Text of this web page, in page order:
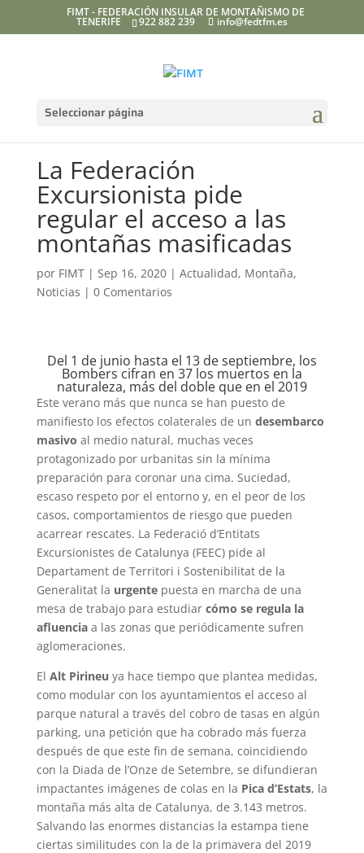
FIMT - FEDERACIÓN INSULAR DE MONTAÑISMO DE
TENERIFE 922 882 239 info@fedtfm.es
Seleccionar página
La Federación
Excursionista pide
regular el acceso a las
montañas masificadas
por FIMT| Sep 16, 2020| Actualidad, Montaña,
Noticias | 0 Comentarios
Del 1 de junio hasta el 13 de septiembre, los
Bombers cifran en 37 los muertos en la
naturaleza, más del doble que en el 2019
Este verano más que nunca se han puesto de
manifiesto los efectos colaterales de un desembarco
masivo al medio natural, muchas veces
protagonizado por urbanitas sin la mínima
preparación para coronar una cima. Suciedad,
escaso respeto por el entorno y, en el peor de los
casos, comportamientos de riesgo que pueden
acarrear rescates. La Federació d’Entitats
Excursionistes de Catalunya (FEEC) pide al
Departament de Territori i Sostenibilitat de la
Generalitat la urgente puesta en marcha de una
mesa de trabajo para estudiarcómo se regula la
afluenciaa las zonas que periódicamente sufren
aglomeraciones.
El Alt Pirineu ya hace tiempo que plantea medidas,
como modular con los ayuntamientos el acceso al
parque natural a través del cobro de tasas en algún
parking, una petición que ha cobrado más fuerza
después de que este fin de semana, coincidiendo
con la Diada de l’Onze de Setembre, se difundieran
impactantes imágenes de colas en la Pica d’Estats, la
montaña más alta de Catalunya, de 3.143 metros.
Salvando las enormes distancias la estampa tiene
ciertas similitudes con la de la primavera del 2019